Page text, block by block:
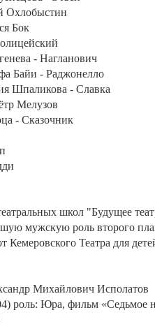
Охлобыстин
Бок
- Нагланович
Байи - Раджонелло
Шпаликова - Славка
Мелузов
- Сказочник
школ "Будущее
мужскую роль второго
Театра для
Михайлович Исполатов
роль: Юра, фильм «Седьмое